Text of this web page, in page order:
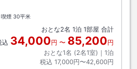
煙 30平米
おとな2名 1泊 1部屋 合計
込 34,000円 〜 85,200円
おとな1名 (2名1室)｜ 1泊
税込 17,000円〜42,600円